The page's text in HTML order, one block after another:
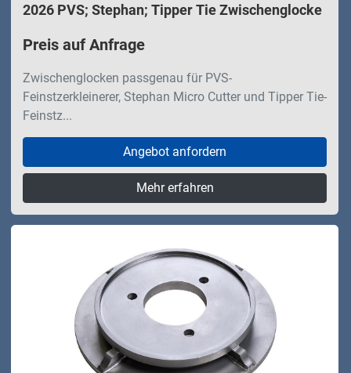
2026 PVS; Stephan; Tipper Tie Zwischenglocke
Preis auf Anfrage
Zwischenglocken passgenau für PVS-
Feinstzerkleinerer, Stephan Micro Cutter und Tipper Tie-
Feinstz...
Angebot anfordern
Mehr erfahren